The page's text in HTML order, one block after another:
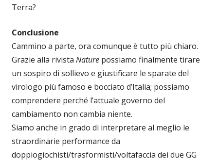
Terra?
Conclusione
Cammino a parte, ora comunque è tutto più chiaro.
Grazie alla rivista Nature possiamo finalmente tirare
un sospiro di sollievo e giustificare le sparate del
virologo più famoso e bocciato d’Italia; possiamo
comprendere perché l’attuale governo del
cambiamento non cambia niente.
Siamo anche in grado di interpretare al meglio le
straordinarie performance da
doppiogiochisti/trasformisti/voltafaccia dei due GG